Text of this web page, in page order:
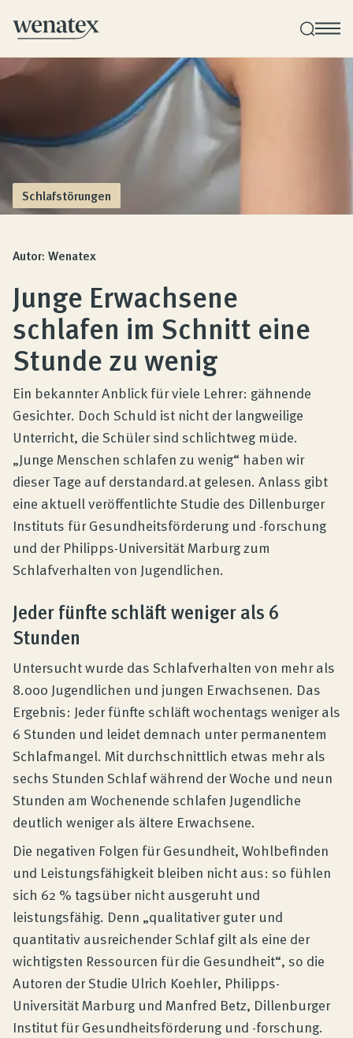
Wenatex Schlafberatung
Produktberatung zu Hause, im Store oder online!
Produkte
Qualität und Garantie
Kundenbewertungen
Produktberatung
Unternehmen
Kontakt
Magazin
Schlafstörungen
Autor: Wenatex
Junge Erwachsene
schlafen im Schnitt eine
Stunde zu wenig
Ein bekannter Anblick für viele Lehrer: gähnende
Gesichter. Doch Schuld ist nicht der langweilige
Unterricht, die Schüler sind schlichtweg müde.
„Junge Menschen schlafen zu wenig“ haben wir
dieser Tage auf derstandard.at gelesen. Anlass gibt
eine aktuell veröffentlichte Studie des Dillenburger
Instituts für Gesundheitsförderung und -forschung
und der Philipps-Universität Marburg zum
Schlafverhalten von Jugendlichen.
Jeder fünfte schläft weniger als 6
Stunden
Untersucht wurde das Schlafverhalten von mehr als
8.000 Jugendlichen und jungen Erwachsenen. Das
Ergebnis: Jeder fünfte schläft wochentags weniger als
6 Stunden und leidet demnach unter permanentem
Schlafmangel. Mit durchschnittlich etwas mehr als
sechs Stunden Schlaf während der Woche und neun
Stunden am Wochenende schlafen Jugendliche
deutlich weniger als ältere Erwachsene.
Die negativen Folgen für Gesundheit, Wohlbefinden
und Leistungsfähigkeit bleiben nicht aus: so fühlen
sich 62 % tagsüber nicht ausgeruht und
leistungsfähig. Denn „qualitativer guter und
quantitativ ausreichender Schlaf gilt als eine der
wichtigsten Ressourcen für die Gesundheit“, so die
Autoren der Studie Ulrich Koehler, Philipps-
Universität Marburg und Manfred Betz, Dillenburger
Institut für Gesundheitsförderung und -forschung.